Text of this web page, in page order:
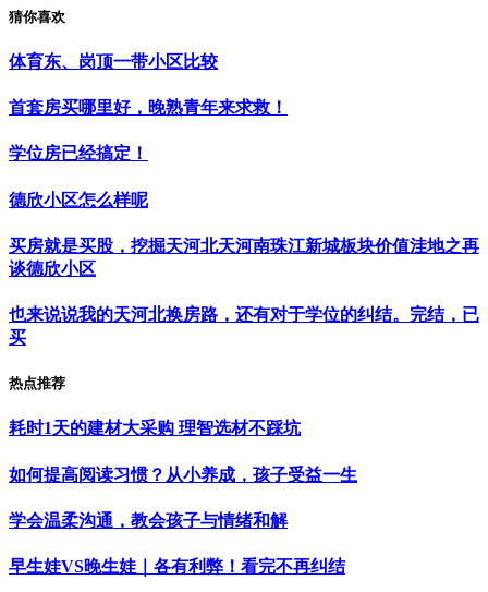
猜你喜欢
体育东、岗顶一带小区比较
首套房买哪里好，晚熟青年来求救！
学位房已经搞定！
德欣小区怎么样呢
买房就是买股，挖掘天河北天河南珠江新城板块价值洼地之再
谈德欣小区
也来说说我的天河北换房路，还有对于学位的纠结。完结，已
买
热点推荐
耗时1天的建材大采购 理智选材不踩坑
如何提高阅读习惯？从小养成，孩子受益一生
学会温柔沟通，教会孩子与情绪和解
早生娃VS晚生娃｜各有利弊！看完不再纠结